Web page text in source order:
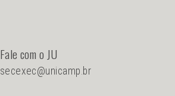
Fale com o JU
secexec@unicamp.br